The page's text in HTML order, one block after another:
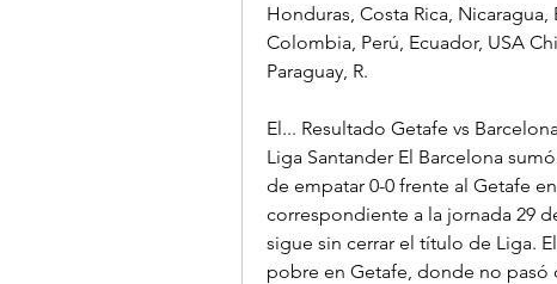
Honduras, Costa Rica, Nicaragua,
Colombia, Perú, Ecuador, USA
Paraguay, R.
El... Resultado Getafe vs
Liga Santander El Barcelona
de empatar 0-0 frente al Getafe
correspondiente a la jornada 29
sigue sin cerrar el título de Liga.
pobre en Getafe, donde no